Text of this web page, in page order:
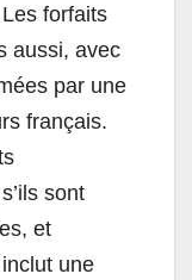
forfaits
aussi, avec
par une
français.
sont
et
une